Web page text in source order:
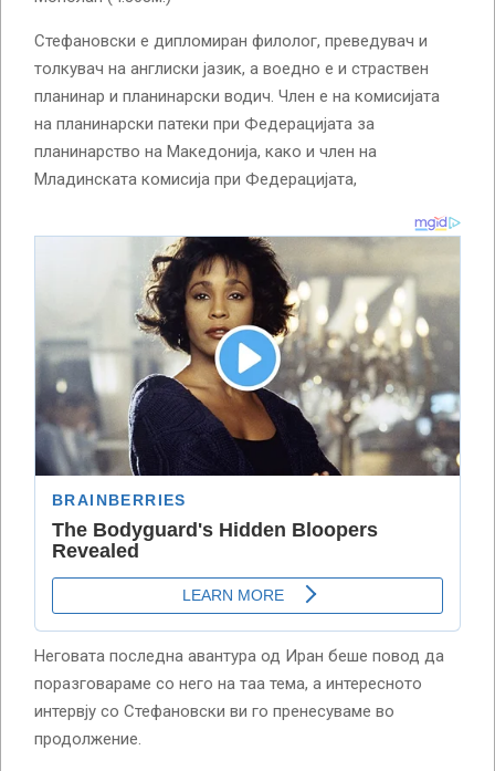
Стефановски е дипломиран филолог, преведувач и
толкувач на англиски јазик, а воедно е и страствен
планинар и планинарски водич. Член е на комисијата
на планинарски патеки при Федерацијата за
планинарство на Македонија, како и член на
Младинската комисија при Федерацијата,
Неговата последна авантура од Иран беше повод да
поразговараме со него на таа тема, а интересното
интервју со Стефановски ви го пренесуваме во
продолжение.